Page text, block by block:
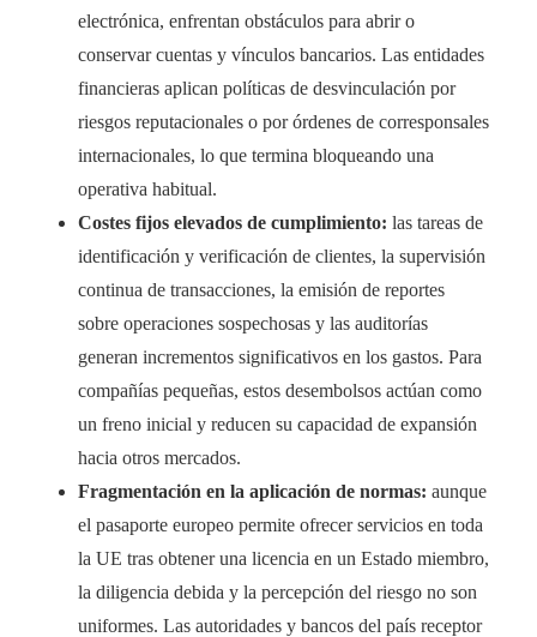
electrónica, enfrentan obstáculos para abrir o
conservar cuentas y vínculos bancarios. Las entidades
financieras aplican políticas de desvinculación por
riesgos reputacionales o por órdenes de corresponsales
internacionales, lo que termina bloqueando una
operativa habitual.
Costes fijos elevados de cumplimiento: las tareas de
identificación y verificación de clientes, la supervisión
continua de transacciones, la emisión de reportes
sobre operaciones sospechosas y las auditorías
generan incrementos significativos en los gastos. Para
compañías pequeñas, estos desembolsos actúan como
un freno inicial y reducen su capacidad de expansión
hacia otros mercados.
Fragmentación en la aplicación de normas: aunque
el pasaporte europeo permite ofrecer servicios en toda
la UE tras obtener una licencia en un Estado miembro,
la diligencia debida y la percepción del riesgo no son
uniformes. Las autoridades y bancos del país receptor